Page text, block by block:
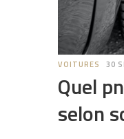
VOITURES 30
Quel
selon